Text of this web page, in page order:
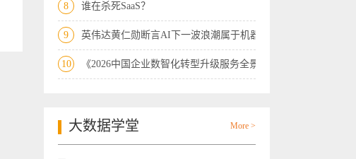
8 谁在杀死SaaS？
9 英伟达黄仁勋断言AI下一波浪潮属于机器人
10 《2026中国企业数智化转型升级服务全景图
大数据学堂 More >